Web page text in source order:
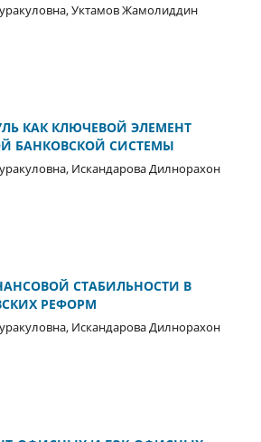
Уктамов Жамолиддин
КАК КЛЮЧЕВОЙ ЭЛЕМЕНТ
БАНКОВСКОЙ СИСТЕМЫ
Искандарова Дилнорахон
СТАБИЛЬНОСТИ В
РЕФОРМ
Искандарова Дилнорахон